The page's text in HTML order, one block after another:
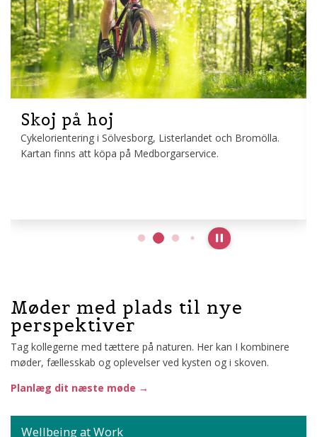
Guidad tur - Kungsholms Fort
Kungsholm Fort började byggas på order av Sveriges
dåvarande konung, Karl XI och skulle skydda Örlogsstaden
Pause slideshow
Møder med plads til nye
perspektiver
Tag kollegerne med tættere på naturen. Her kan I kombinere
møder, fællesskab og oplevelser ved kysten og i skoven.
Planlæg dit næste møde →
Wellbeing at Work